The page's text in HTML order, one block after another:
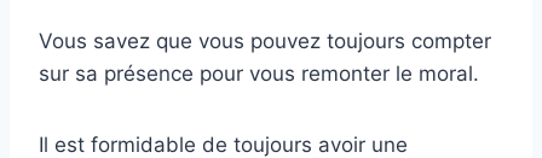
Vous savez que vous pouvez toujours compter
sur sa présence pour vous remonter le moral.
Il est formidable de toujours avoir une